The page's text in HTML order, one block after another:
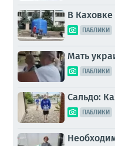
В
ПАБЛИКИ
Мать
ПАБЛИКИ
Сальдо:
ПАБЛИКИ